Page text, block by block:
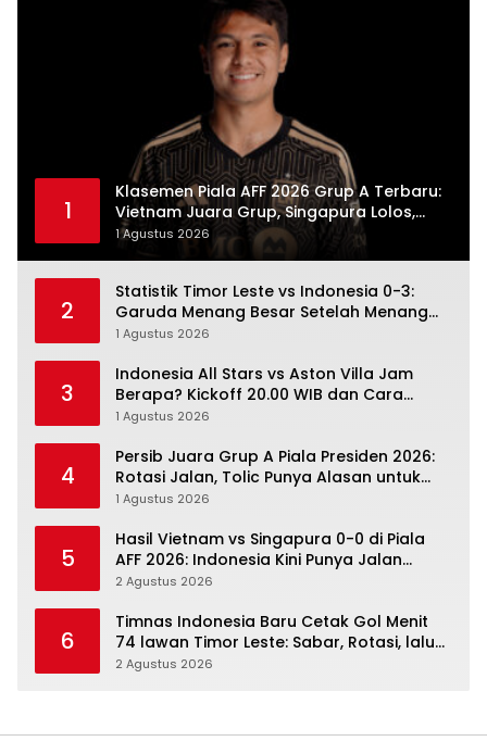
1
Klasemen Piala AFF 2026 Grup A Terbaru:
Vietnam Juara Grup, Singapura Lolos,
Indonesia Gugur
1 Agustus 2026
2
Statistik Timor Leste vs Indonesia 0-3:
Garuda Menang Besar Setelah Menang
Angka Lebih Dulu
1 Agustus 2026
3
Indonesia All Stars vs Aston Villa Jam
Berapa? Kickoff 20.00 WIB dan Cara
Nonton Resminya
1 Agustus 2026
4
Persib Juara Grup A Piala Presiden 2026:
Rotasi Jalan, Tolic Punya Alasan untuk
Percaya
1 Agustus 2026
5
Hasil Vietnam vs Singapura 0-0 di Piala
AFF 2026: Indonesia Kini Punya Jalan
Terbuka
2 Agustus 2026
6
Timnas Indonesia Baru Cetak Gol Menit
74 lawan Timor Leste: Sabar, Rotasi, lalu
Pecah
2 Agustus 2026